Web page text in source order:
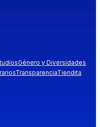
Género y Diversidades
TransparenciaTiendita